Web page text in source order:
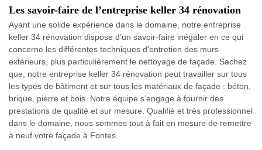
Les savoir-faire de l’entreprise keller 34 rénovation
Ayant une solide expérience dans le domaine, notre entreprise
keller 34 rénovation dispose d’un savoir-faire inégaler en ce qui
concerne les différentes techniques d’entretien des murs
extérieurs, plus particulièrement le nettoyage de façade. Sachez
que, notre entreprise keller 34 rénovation peut travailler sur tous
les types de bâtiment et sur tous les matériaux de façade : béton,
brique, pierre et bois. Notre équipe s’engage à fournir des
prestations de qualité et sur mesure. Qualifié et très professionnel
dans le domaine, nous sommes tout à fait en mesure de remettre
à neuf votre façade à Fontes.